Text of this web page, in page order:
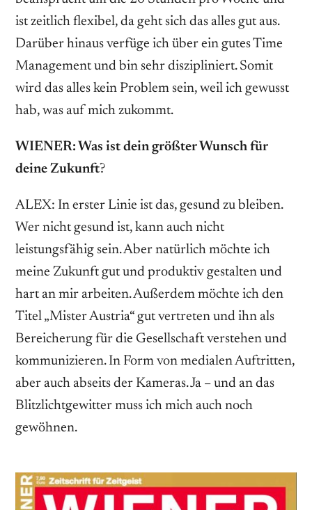
ist zeitlich flexibel, da geht sich das alles gut aus.
Darüber hinaus verfüge ich über ein gutes Time
Management und bin sehr diszipliniert. Somit
wird das alles kein Problem sein, weil ich gewusst
hab, was auf mich zukommt.
WIENER: Was ist dein größter Wunsch für
deine ­Zukunft?
ALEX: In erster Linie ist das, gesund zu bleiben.
Wer nicht gesund ist, kann auch nicht
leistungsfähig sein. Aber natürlich möchte ich
meine Zukunft gut und produktiv gestalten und
hart an mir arbeiten. Außerdem möchte ich den
Titel „Mister Austria“ gut vertreten und ihn als
Bereicherung für die Gesellschaft verstehen und
kommunizieren. In Form von medialen Auftritten,
aber auch abseits der Kameras. Ja – und an das
Blitzlichtgewitter muss ich mich auch noch
gewöhnen.